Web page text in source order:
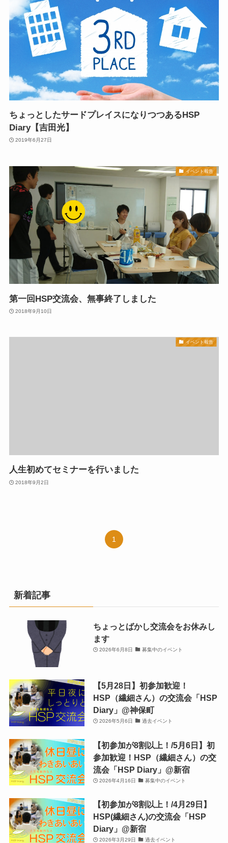
ちょっとしたサードプレイスになりつつあるHSP
Diary【吉田光】
2019年6月27日
イベント報告
第一回HSP交流会、無事終了しました
2018年9月10日
イベント報告
人生初めてセミナーを行いました
2018年9月2日
1
新着記事
ちょっとばかし交流会をお休みし
ます
2026年6月8日 募集中のイベント
【5月28日】初参加歓迎！
HSP（繊細さん）の交流会「HSP
Diary」@神保町
2026年5月6日 過去イベント
【初参加が8割以上！/5月6日】初
参加歓迎！HSP（繊細さん）の交
流会「HSP Diary」@新宿
2026年4月16日 募集中のイベント
【初参加が8割以上！/4月29日】
HSP(繊細さん)の交流会「HSP
Diary」@新宿
2026年3月29日 過去イベント